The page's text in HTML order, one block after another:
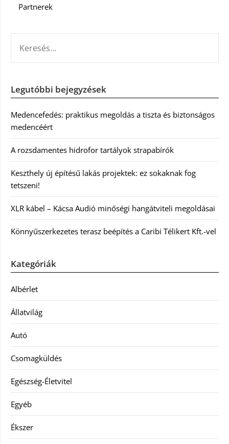
Partnerek
Legutóbbi bejegyzések
Medencefedés: praktikus megoldás a tiszta és biztonságos
medencéért
A rozsdamentes hidrofor tartályok strapabírók
Keszthely új építésű lakás projektek: ez sokaknak fog
tetszeni!
XLR kábel – Kácsa Audió minőségi hangátviteli megoldásai
Könnyűszerkezetes terasz beépítés a Caribi Télikert Kft.-vel
Kategóriák
Albérlet
Állatvilág
Autó
Csomagküldés
Egészség-Életvitel
Egyéb
Ékszer